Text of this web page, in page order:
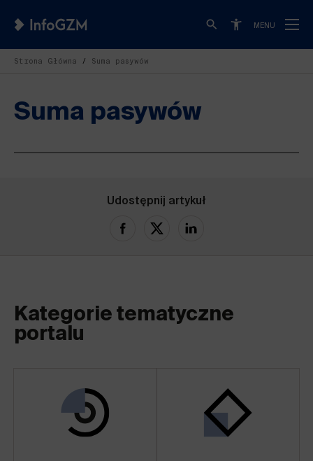
MENU
Strona Główna Suma pasywów
Suma pasywów
Udostępnij artykuł
Kategorie tematyczne
portalu